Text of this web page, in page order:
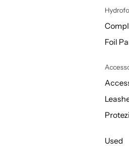
Foil
Used